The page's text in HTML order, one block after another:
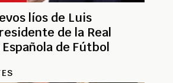
líos de Luis
de la Real
de Fútbol